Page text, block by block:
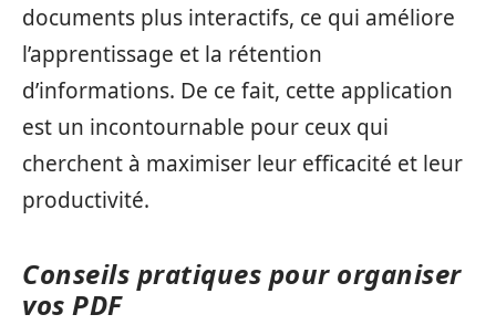
documents plus interactifs, ce qui améliore
l’apprentissage et la rétention
d’informations. De ce fait, cette application
est un incontournable pour ceux qui
cherchent à maximiser leur efficacité et leur
productivité.
Conseils pratiques pour organiser
vos PDF